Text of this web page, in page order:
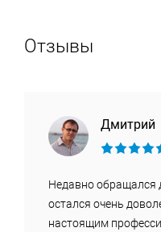
Отзывы
Дмитрий
Недавно обращался
остался очень
настоящим